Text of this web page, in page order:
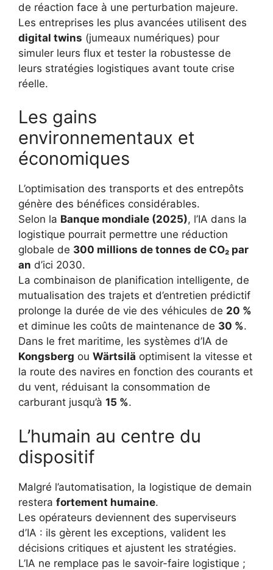
de réaction face à une perturbation majeure.
Les entreprises les plus avancées utilisent des
digital twins (jumeaux numériques) pour
simuler leurs flux et tester la robustesse de
leurs stratégies logistiques avant toute crise
réelle.
Les gains
environnementaux et
économiques
L’optimisation des transports et des entrepôts
génère des bénéfices considérables.
Selon la Banque mondiale (2025), l’IA dans la
logistique pourrait permettre une réduction
globale de 300 millions de tonnes de CO₂ par
an d’ici 2030.
La combinaison de planification intelligente, de
mutualisation des trajets et d’entretien prédictif
prolonge la durée de vie des véhicules de 20 %
et diminue les coûts de maintenance de 30 %.
Dans le fret maritime, les systèmes d’IA de
Kongsberg ou Wärtsilä optimisent la vitesse et
la route des navires en fonction des courants et
du vent, réduisant la consommation de
carburant jusqu’à 15 %.
L’humain au centre du
dispositif
Malgré l’automatisation, la logistique de demain
restera fortement humaine.
Les opérateurs deviennent des superviseurs
d’IA : ils gèrent les exceptions, valident les
décisions critiques et ajustent les stratégies.
L’IA ne remplace pas le savoir-faire logistique ;